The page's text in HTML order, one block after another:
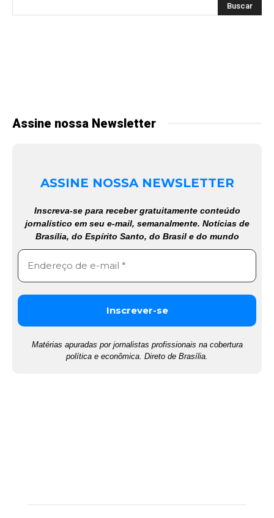
Assine nossa Newsletter
ASSINE NOSSA NEWSLETTER
Inscreva-se para receber gratuitamente conteúdo
jornalístico em seu e-mail, semanalmente. Notícias de
Brasília, do Espírito Santo, do Brasil e do mundo
Matérias apuradas por jornalistas profissionais na cobertura
política e econômica. Direto de Brasília.